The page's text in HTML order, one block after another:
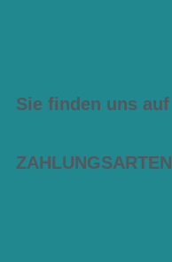
Sie finden uns auf
ZAHLUNGSARTEN